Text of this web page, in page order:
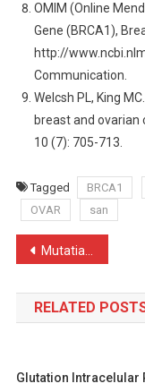
OMIM (Online
Gene (BRCA1),
http://
Communication.
Welcsh PL, King
breast and ovarian
10 (7): 705-713.
Tagged BRCA1
OVAR
san
Navigare
în
articole
Mutatia protrombinica (factor II)
RELATED
Glutation Intracelular